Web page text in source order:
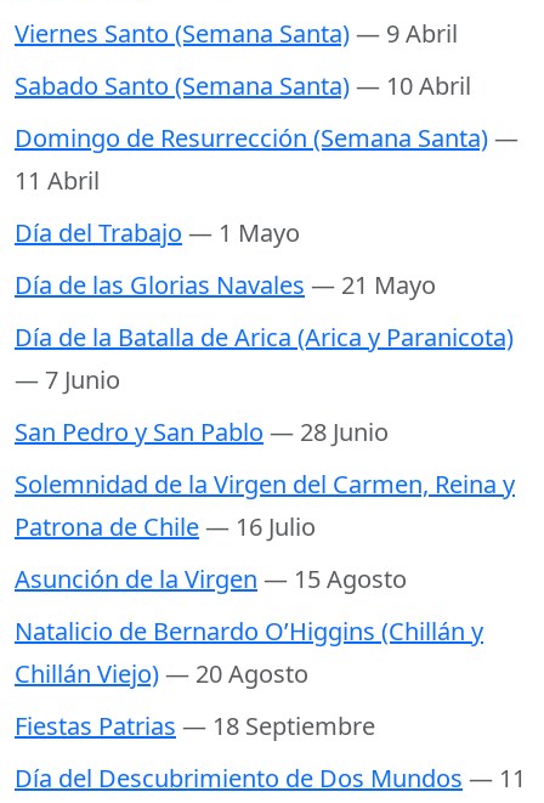
Viernes Santo (Semana Santa)— 9 Abril
Sabado Santo (Semana Santa)— 10 Abril
Domingo de Resurrección (Semana Santa)—
11 Abril
Día del Trabajo — 1 Mayo
Día de las Glorias Navales — 21 Mayo
Día de la Batalla de Arica (Arica y Paranicota)
— 7 Junio
San Pedro y San Pablo — 28 Junio
Solemnidad de la Virgen del Carmen, Reina y
Patrona de Chile— 16 Julio
Asunción de la Virgen — 15 Agosto
Natalicio de Bernardo O’Higgins (Chillán y
Chillán Viejo)— 20 Agosto
Fiestas Patrias — 18 Septiembre
Día del Descubrimiento de Dos Mundos — 11